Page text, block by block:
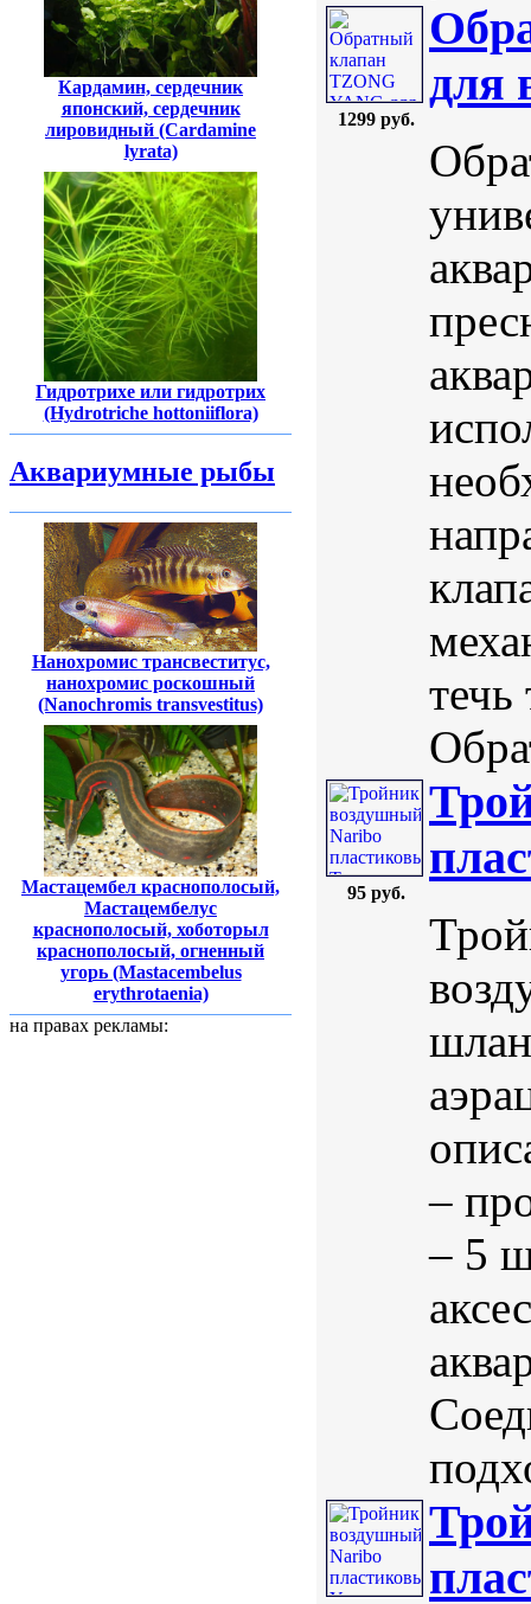
Кардамин, сердечник
японский, сердечник
лировидный (Cardamine
lyrata)
Гидротрихе или гидротрих
(Hydrotriche hottoniiflora)
Аквариумные рыбы
Нанохромис трансвеститус,
нанохромис роскошный
(Nanochromis transvestitus)
Мастацембел краснополосый,
Мастацембелус
краснополосый, хоботорыл
краснополосый, огненный
угорь (Mastacembelus
erythrotaenia)
на правах рекламы:
1299 руб.
для
течь
95 руб.
–
– 5